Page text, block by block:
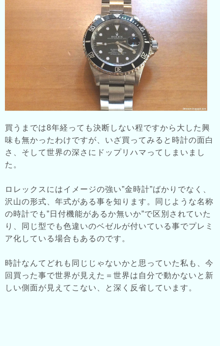
買うまでは8年経っても決断しない程ですから大した興
味も無かったわけですが、いざ買ってみると時計の面白
さ、そして世界の深さにドップリハマってしまいまし
た。
ロレックスにはイメージの強い”金時計”ばかりでなく、
沢山の形式、年式がある事を知ります。同じような名称
の時計でも”日付機能があるか無いか”で区別されていた
り、同じ型でも色違いのベゼルが付いている事でプレミ
ア化している場合もあるのです。
時計なんてどれも同じじゃないかと思っていた私も、今
回買った事で世界が見えた＝世界は自分で動かないと新
しい側面が見えてこない、と深く反省しています。